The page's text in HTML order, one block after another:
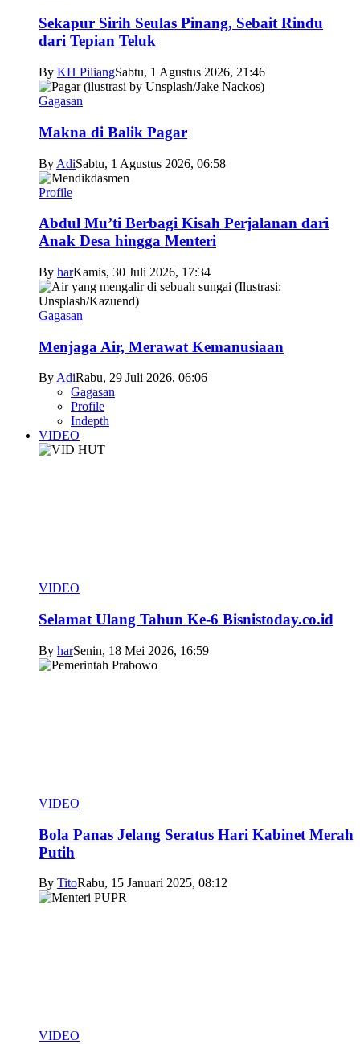
Sekapur Sirih Seulas Pinang, Sebait Rindu
dari Tepian Teluk
By KH PiliangSabtu, 1 Agustus 2026, 21:46
Gagasan
Makna di Balik Pagar
By AdiSabtu, 1 Agustus 2026, 06:58
Profile
Abdul Mu’ti Berbagi Kisah Perjalanan dari
Anak Desa hingga Menteri
By harKamis, 30 Juli 2026, 17:34
Gagasan
Menjaga Air, Merawat Kemanusiaan
ByAdiRabu, 29 Juli 2026, 06:06
Gagasan
Profile
Indepth
VIDEO
VIDEO
Selamat Ulang Tahun Ke-6 Bisnistoday.co.id
By harSenin, 18 Mei 2026, 16:59
VIDEO
Bola Panas Jelang Seratus Hari Kabinet Merah
Putih
By TitoRabu, 15 Januari 2025, 08:12
VIDEO